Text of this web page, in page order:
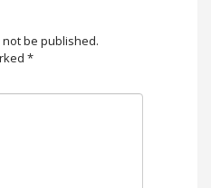
be published.
*